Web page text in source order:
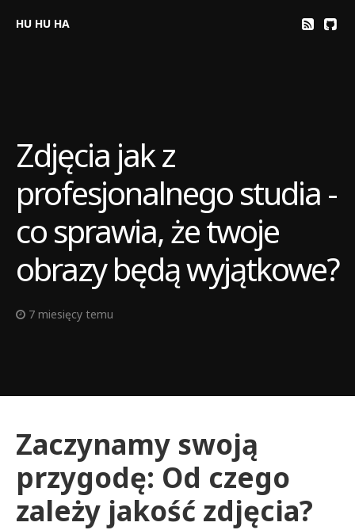
HU HU HA
Zdjęcia jak z
profesjonalnego studia -
co sprawia, że twoje
obrazy będą wyjątkowe?
7 miesięcy temu
Zaczynamy swoją
przygodę: Od czego
zależy jakość zdjęcia?